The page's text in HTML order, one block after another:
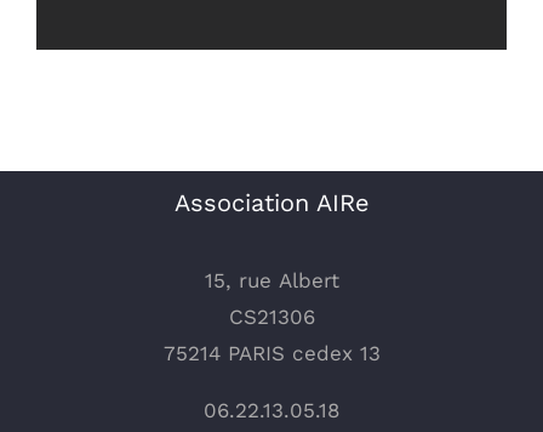
Association AIRe
15, rue Albert
CS21306
75214 PARIS cedex 13
06.22.13.05.18